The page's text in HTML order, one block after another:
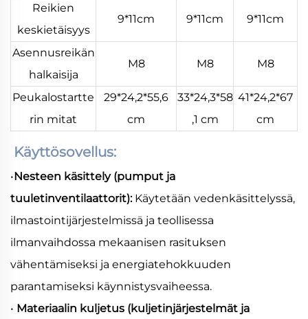
Reikien
keskietäisyys
9*11cm 9*11cm 9*11cm
Asennusreikän
halkaisija
M8 M8 M8
Peukalostartte
rin mitat
29*24,2*55,6
cm
33*24,3*58
,1 cm
41*24,2*67
cm
Käyttösovellus:
•Nesteen käsittely (pumput ja
tuuletinventilaattorit): Käytetään vedenkäsittelyssä,
ilmastointijärjestelmissä ja teollisessa
ilmanvaihdossa mekaanisen rasituksen
vähentämiseksi ja energiatehokkuuden
parantamiseksi käynnistysvaiheessa.
• Materiaalin kuljetus (kuljetinjärjestelmät ja